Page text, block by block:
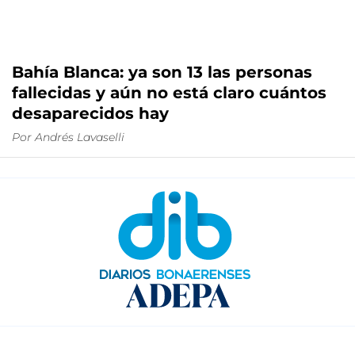
Bahía Blanca: ya son 13 las personas
fallecidas y aún no está claro cuántos
desaparecidos hay
Por Andrés Lavaselli